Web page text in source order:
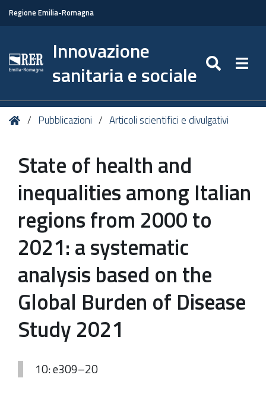
Regione Emilia-Romagna
Innovazione
sanitaria e sociale
Tu HomePubblicazioni Articoli scientifici e divulgativi
State of health and
inequalities among Italian
regions from 2000 to
2021: a systematic
analysis based on the
Global Burden of Disease
Study 2021
10: e309–20